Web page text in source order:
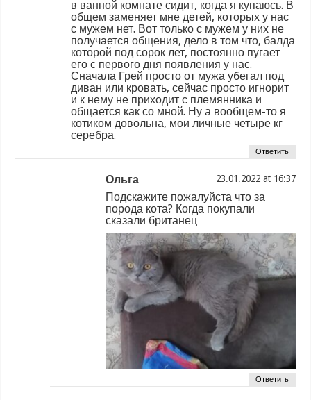
в ванной комнате сидит, когда я купаюсь. В
общем заменяет мне детей, которых у нас
с мужем нет. Вот только с мужем у них не
получается общения, дело в том что, балда
которой под сорок лет, постоянно пугает
его с первого дня появления у нас.
Сначала Грей просто от мужа убегал под
диван или кровать, сейчас просто игнорит
и к нему не приходит с племянника и
общается как со мной. Ну а вообщем-то я
котиком довольна, мои личные четыре кг
серебра.
Ответить
Ольга at
Подскажите пожалуйста что за
порода кота? Когда покупали
сказали британец
Ответить